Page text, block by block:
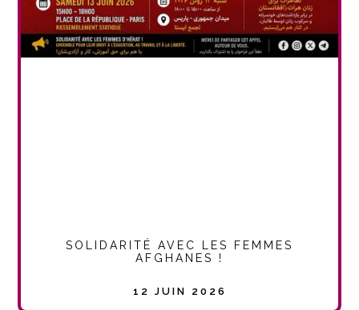
SOLIDARITÉ AVEC LES FEMMES
AFGHANES !
12 JUIN 2026